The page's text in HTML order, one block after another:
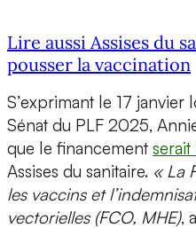
Lire aussi Assises du
pousser la vaccination
S’exprimant le 17 janvier
Sénat du PLF 2025,
que le financement
Assises du sanitaire. « La
les vaccins et
vectorielles (FCO, MHE),